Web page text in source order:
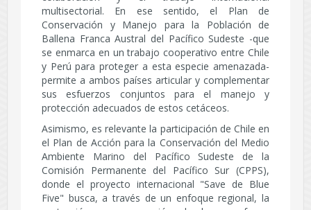
multisectorial. En ese sentido, el Plan de
Conservación y Manejo para la Población de
Ballena Franca Austral del Pacífico Sudeste -que
se enmarca en un trabajo cooperativo entre Chile
y Perú para proteger a esta especie amenazada-
permite a ambos países articular y complementar
sus esfuerzos conjuntos para el manejo y
protección adecuados de estos cetáceos.
Asimismo, es relevante la participación de Chile en
el Plan de Acción para la Conservación del Medio
Ambiente Marino del Pacífico Sudeste de la
Comisión Permanente del Pacífico Sur (CPPS),
donde el proyecto internacional "Save de Blue
Five" busca, a través de un enfoque regional, la